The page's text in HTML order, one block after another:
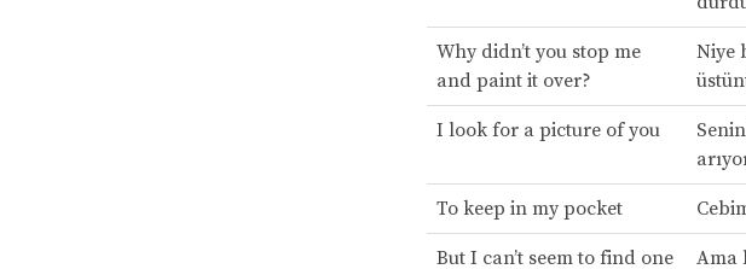
Why didn’t you stop me
and paint it over?
Niye
I look for a picture of you
To keep in my pocket
But I can’t seem to find one Ama